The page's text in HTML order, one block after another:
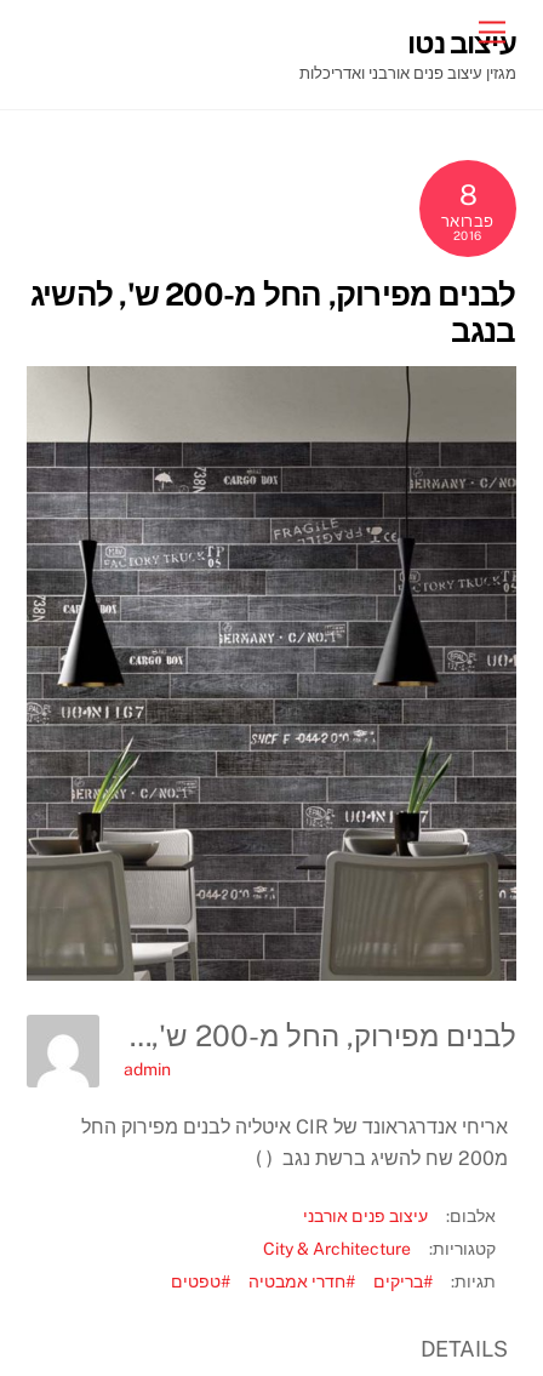
content
Menu
עיצוב נטו
מגזין עיצוב פנים אורבני ואדריכלות
8
פברואר
2016
לבנים מפירוק, החל מ-200 ש', להשיג
בנגב
לבנים מפירוק, החל מ-200 ש', להשיג בנגב
admin
אריחי אנדרגראונד של CIR איטליה לבנים מפירוק החל
מ200 שח להשיג ברשת נגב ‏‏ ( )
אלבום:
עיצוב פנים אורבני
קטגוריות:
City & Architecture
תגיות:
#בריקים #חדרי אמבטיה #טפטים
DETAILS